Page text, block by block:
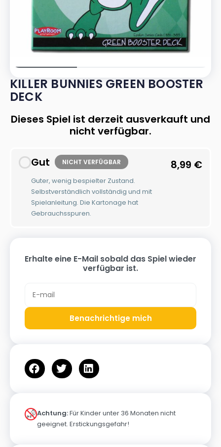
KILLER BUNNIES GREEN BOOSTER
DECK
Dieses Spiel ist derzeit ausverkauft und
nicht verfügbar.
Gut NICHT VERFÜGBAR
Guter, wenig bespielter Zustand.
Selbstverständlich vollständig und mit
Spielanleitung. Die Kartonage hat
Gebrauchsspuren.
8,99 €
Erhalte eine E-Mail sobald das Spiel wieder
verfügbar ist.
Benachrichtige mich
Achtung:Für Kinder unter 36 Monaten nicht
geeignet. Erstickungsgefahr!